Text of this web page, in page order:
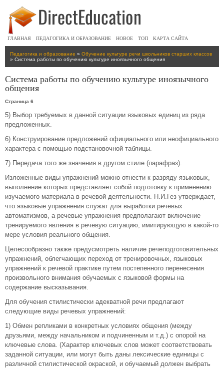
ГЛАВНАЯ ПЕДАГОГИКА И ОБРАЗОВАНИЕ НОВОЕ ТОП КАРТА САЙТА
Педагогика и образование » Обучение культуре речи школьников старших классов
» Система работы по обучению культуре иноязычного общения
Система работы по обучению культуре иноязычного
общения
Страница 6
5) Выбор требуемых в данной ситуации языковых единиц из ряда
предложенных.
6) Конструирование предложений официального или неофициального
характера с помощью подстановочной таблицы.
7) Передача того же значения в другом стиле (парафраз).
Изложенные виды упражнений можно отнести к разряду языковых,
выполнение которых представляет собой подготовку к применению
изучаемого материала в речевой деятельности. Н.И.Гез утверждает,
что языковые упражнения служат для выработки речевых
автоматизмов, а речевые упражнения предполагают включение
тренируемого явления в речевую ситуацию, имитирующую в какой-то
мере условия реального общения.
Целесообразно также предусмотреть наличие речеподготовительных
упражнений, облегчающих переход от тренировочных, языковых
упражнений к речевой практике путем постепенного перенесения
произвольного внимания обучаемых с языковой формы на
содержание высказывания.
Для обучения стилистически адекватной речи предлагают
следующие виды речевых упражнений:
1) Обмен репликами в конкретных условиях общения (между
друзьями, между начальником и подчиненным и т.д.) с опорой на
ключевые слова. (Характер ключевых слов может соответствовать
заданной ситуации, или могут быть даны лексические единицы с
различной стилистической окраской, и обучаемый должен выбрать